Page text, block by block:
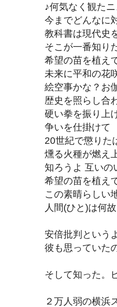
♪何気なく観た
今までどんなに
教科書は現代史
そこが一番知り
希望の苗を植え
未来に平和の花
絵空事かな？お
歴史を照らし合
硬い拳を振り上
争いを仕掛け
20世紀で懲りた
燻る火種が燃え
知ろうよ 互いの
希望の苗を植え
この素晴らし
人間(ひと)は何
安倍批判という
彼も思っていた
そして知った。
２万人弱の横浜